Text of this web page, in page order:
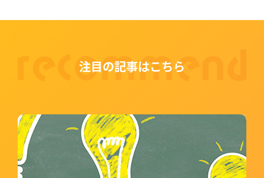
注目の記事はこちら